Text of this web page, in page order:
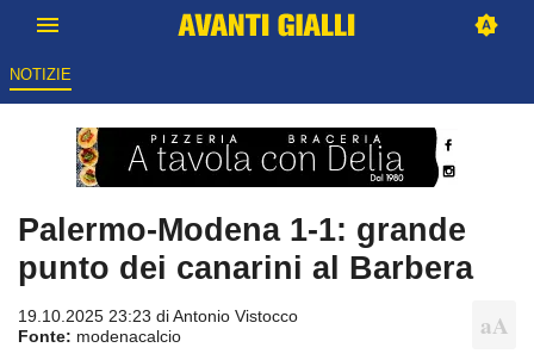
NOTIZIE
Palermo-Modena 1-1: grande
punto dei canarini al Barbera
19.10.2025 23:23 diAntonio Vistocco
Fonte: modenacalcio